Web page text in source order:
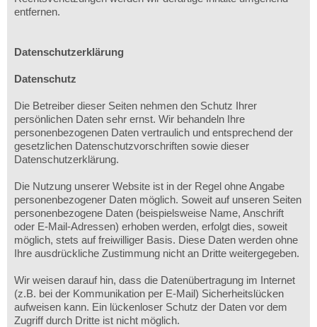
entfernen.
Datenschutzerklärung
Datenschutz
Die Betreiber dieser Seiten nehmen den Schutz Ihrer
persönlichen Daten sehr ernst. Wir behandeln Ihre
personenbezogenen Daten vertraulich und entsprechend der
gesetzlichen Datenschutzvorschriften sowie dieser
Datenschutzerklärung.
Die Nutzung unserer Website ist in der Regel ohne Angabe
personenbezogener Daten möglich. Soweit auf unseren Seiten
personenbezogene Daten (beispielsweise Name, Anschrift
oder E-Mail-Adressen) erhoben werden, erfolgt dies, soweit
möglich, stets auf freiwilliger Basis. Diese Daten werden ohne
Ihre ausdrückliche Zustimmung nicht an Dritte weitergegeben.
Wir weisen darauf hin, dass die Datenübertragung im Internet
(z.B. bei der Kommunikation per E-Mail) Sicherheitslücken
aufweisen kann. Ein lückenloser Schutz der Daten vor dem
Zugriff durch Dritte ist nicht möglich.